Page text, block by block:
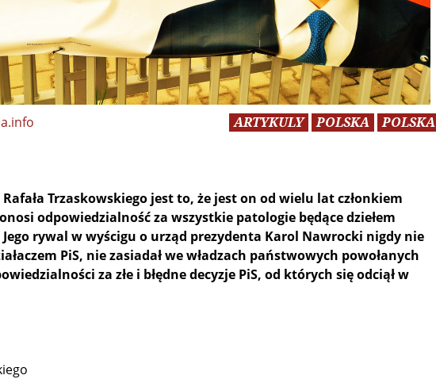
ARTYKULY POLSKA POLSKA
Trzaskowskiego jest to, że jest on od wielu lat członkiem
odpowiedzialność za wszystkie patologie będące dziełem
rywal w wyścigu o urząd prezydenta Karol Nawrocki nigdy nie
PiS, nie zasiadał we władzach państwowych powołanych
za złe i błędne decyzje PiS, od których się odciął w